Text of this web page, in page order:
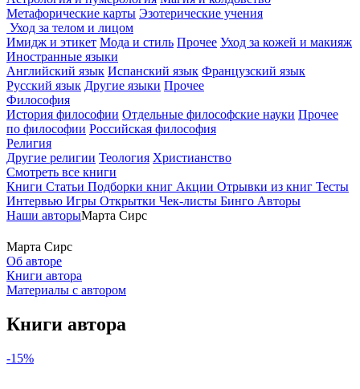
Метафорические карты Эзотерические учения
Уход за телом и лицом
Имидж и этикет Мода и стиль Прочее Уход за кожей и макияж
Иностранные языки
Английский язык Испанский язык Французский язык
Русский язык Другие языки Прочее
Философия
История философии Отдельные философские науки Прочее
по философии Российская философия
Религия
Другие религии Теология Христианство
Смотреть все книги
Книги Статьи Подборки книг Акции Отрывки из книг Тесты
Интервью Игры Открытки Чек-листы Бинго Авторы
Наши авторыМарта Сирс
Марта Сирс
Об авторе
Книги автора
Материалы с автором
Книги автора
-15%